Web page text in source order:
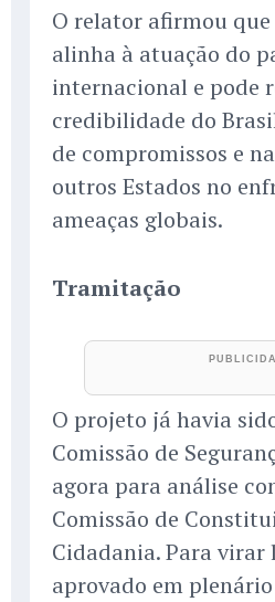
O relator afirmou que
alinha à atuação do
internacional e pode
credibilidade do
de compromissos e
outros Estados no
ameaças globais.
Tramitação
O projeto já havia
Comissão de
agora para análise
Comissão de
Cidadania. Para virar
aprovado em